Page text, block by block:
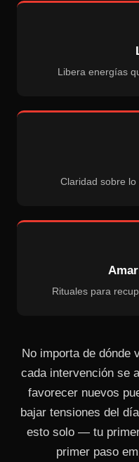
Libera energías
Claridad sobre
Rituales para
No importa de dónde
cada intervención se
favorecer nuevos
bajar tensiones del
esto solo — tu
primer paso